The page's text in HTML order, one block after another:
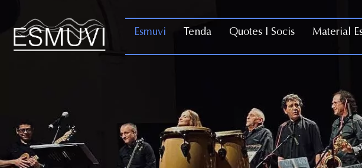
Esmuvi Tenda Quotes I Socis Material